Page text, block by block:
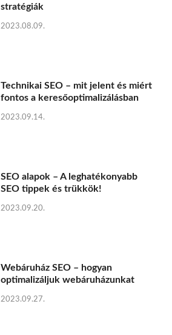
stratégiák
2023.08.09.
Technikai SEO – mit jelent és miért
fontos a keresőoptimalizálásban
2023.09.14.
SEO alapok – A leghatékonyabb
SEO tippek és trükkök!
2023.09.20.
Webáruház SEO – hogyan
optimalizáljuk webáruházunkat
2023.09.27.